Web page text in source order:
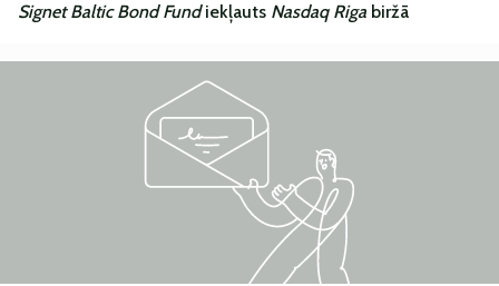
Signet Baltic Bond Fundiekļauts Nasdaq Riga biržā